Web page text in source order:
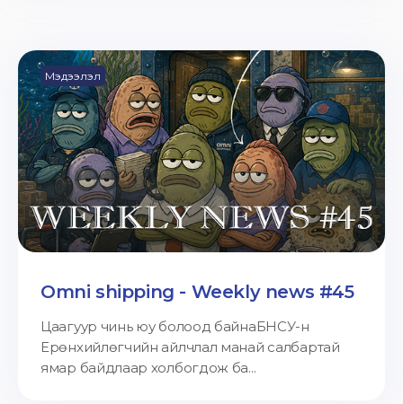
Мэдээлэл
Omni shipping - Weekly news #45
Цаагуур чинь юу болоод байнаБНСУ-н
Ерөнхийлөгчийн айлчлал манай салбартай
ямар байдлаар холбогдож ба...